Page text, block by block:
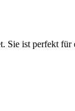
Sie ist perfekt